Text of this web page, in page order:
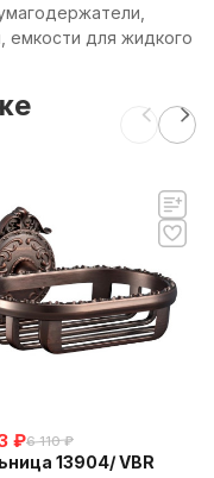
емкости для жидкого
₽6 110 ₽
13904/ VBR